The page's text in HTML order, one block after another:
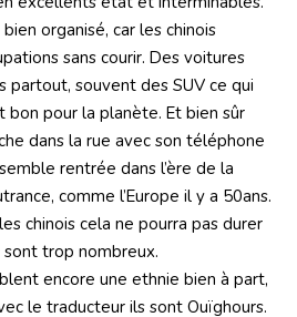
organisé, car les chinois
sans courir. Des voitures
partout, souvent des SUV ce qui
bon pour la planète. Et bien sûr
dans la rue avec son téléphone
rentrée dans l’ère de la
comme l’Europe il y a 50ans.
chinois cela ne pourra pas durer
trop nombreux.
encore une ethnie bien à part,
le traducteur ils sont Ouïghours.